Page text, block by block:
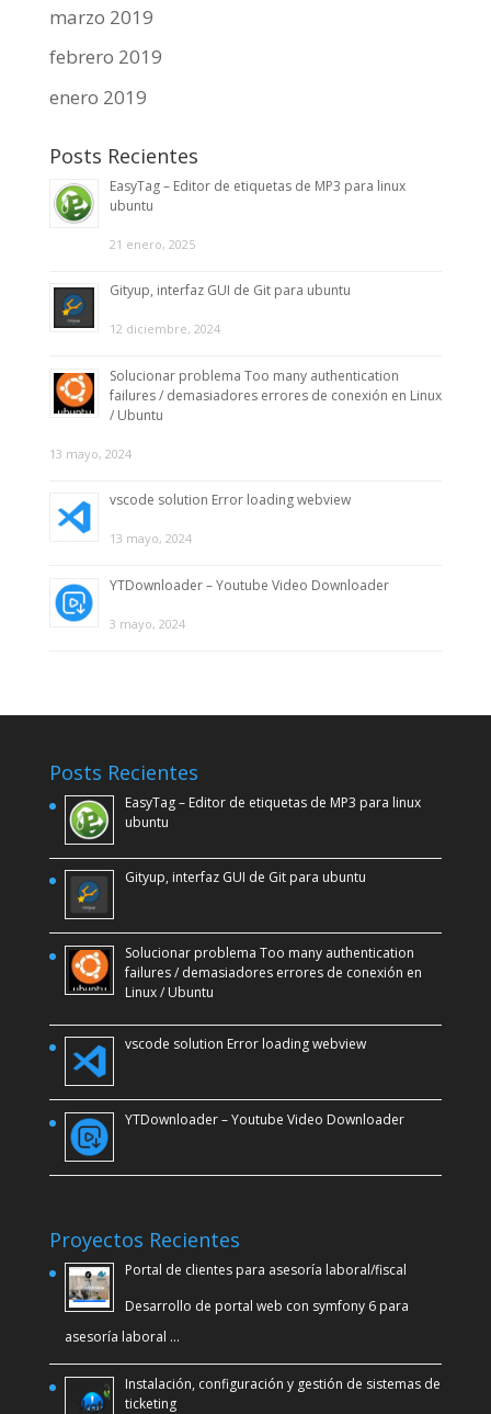
marzo 2019
febrero 2019
enero 2019
Posts Recientes
EasyTag – Editor de etiquetas de MP3 para linux
ubuntu
21 enero, 2025
Gityup, interfaz GUI de Git para ubuntu
12 diciembre, 2024
Solucionar problema Too many authentication
failures / demasiadores errores de conexión en Linux
/ Ubuntu
13 mayo, 2024
vscode solution Error loading webview
13 mayo, 2024
YTDownloader – Youtube Video Downloader
3 mayo, 2024
Posts Recientes
EasyTag – Editor de etiquetas de MP3 para linux
ubuntu
Gityup, interfaz GUI de Git para ubuntu
Solucionar problema Too many authentication
failures / demasiadores errores de conexión en
Linux / Ubuntu
vscode solution Error loading webview
YTDownloader – Youtube Video Downloader
Proyectos Recientes
Portal de clientes para asesoría laboral/fiscal
Desarrollo de portal web con symfony 6 para
asesoría laboral …
Instalación, configuración y gestión de sistemas de
ticketing